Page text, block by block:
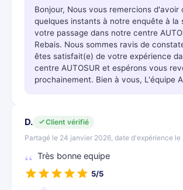
Bonjour, Nous vous remercions d'avoir
quelques instants à notre enquête à la
votre passage dans notre centre
Rebais. Nous sommes ravis de
êtes satisfait(e) de votre expérience
centre AUTOSUR et espérons vous
prochainement. Bien à vous, L'équipe
D.
Client vérifié
Partagé le 24 janvier 2026, date d'expérience
Très bonne equipe
5/5